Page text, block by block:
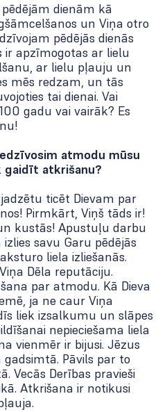
dienām kā
un Viņa otro
pēdējās dienās
apzīmogotas ar lielu
ar lielu pļauju un
mēs redzam, un tās
tai dienai. Vai
gadu vai vairāk? Es
atmodu mūsu
gaidīt atkrišanu?
ticēt Dievam par
Pirmkārt, Viņš tāds ir!
kustās! Apustuļu darbu
savu Garu pēdējās
liela izliešanās.
Dēla reputāciju.
par atmodu. Kā Dieva
ja ne caur Viņa
liek izsalkumu un slāpes
nepieciešama liela
vienmēr ir bijusi. Jēzus
Pāvils par to
Vecās Derības pravieši
Atkrišana ir notikusi